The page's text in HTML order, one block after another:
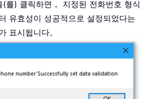
(를) 클릭하면， 지정된 전화번호 형식
유효성이 성공적으로 설정되었다는
표시됩니다。